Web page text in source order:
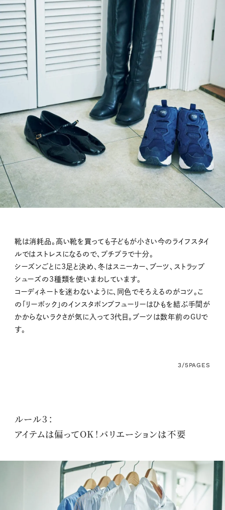
靴は消耗品。高い靴を買っても子どもが小さい今のライフスタイ
ルではストレスになるので、プチプラで十分。
シーズンごとに3足と決め、冬はスニーカー、ブーツ、ストラップ
シューズの3種類を使いまわしています。
コーディネートを迷わないように、同色でそろえるのがコツ。こ
の「リーボック」のインスタポンプフューリーはひもを結ぶ手間が
かからないラクさが気に入って3代目。ブーツは数年前のGUで
す。
3/5PAGES
ルール3：
アイテムは偏ってOK！バリエーションは不要